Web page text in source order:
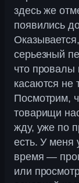
здесь же
появились
серьезный
что провалы
касаются не
Посмотрим,
товарищи
жду, уже по
есть. У меня
время —
или